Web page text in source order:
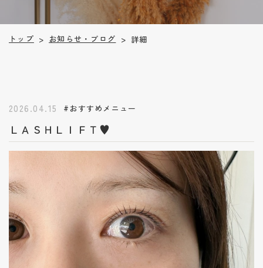
トップ > お知らせ・ブログ > 詳細
2026.04.15 #おすすめメニュー
ＬＡＳＨＬＩＦＴ♥